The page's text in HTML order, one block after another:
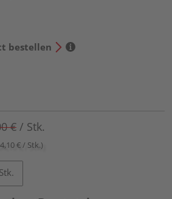
bestellen
€ / Stk.
€ / Stk.)
Stk.